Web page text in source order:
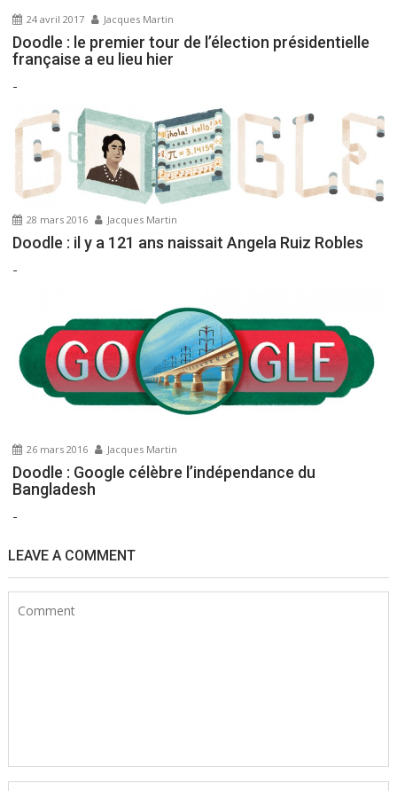
’
a
r
t
c
24 avril 2017 Jacques Martin
Doodle : le premier tour de l’élection présidentielle
française a eu lieu hier
-
28 mars 2016 Jacques Martin
Doodle : il y a 121 ans naissait Angela Ruiz Robles
-
26 mars 2016 Jacques Martin
Doodle : Google célèbre l’indépendance du
Bangladesh
-
LEAVE A COMMENT